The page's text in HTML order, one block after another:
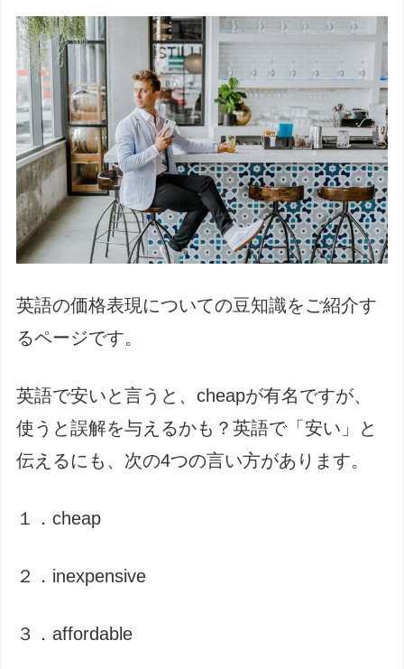
英語の価格表現についての豆知識をご紹介す
るページです。
英語で安いと言うと、cheapが有名ですが、
使うと誤解を与えるかも？英語で「安い」と
伝えるにも、次の4つの言い方があります。
１．cheap
２．inexpensive
３．affordable